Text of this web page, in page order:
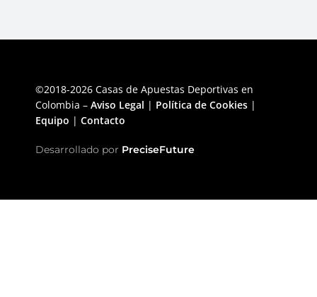
©2018-2026 Casas de Apuestas Deportivas en
Colombia – Aviso Legal | Política de Cookies |
Equipo | Contacto
Desarrollado por PreciseFuture